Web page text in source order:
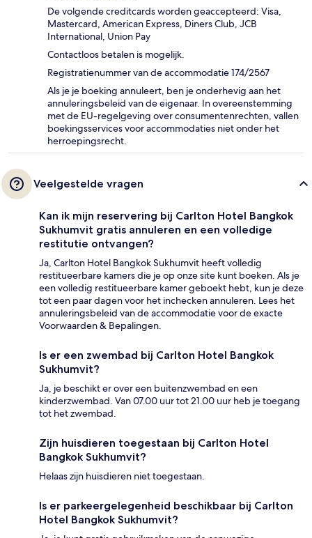
De volgende creditcards worden geaccepteerd: Visa,
Mastercard, American Express, Diners Club, JCB
International, Union Pay
Contactloos betalen is mogelijk.
Registratienummer van de accommodatie 174/2567
Als je je boeking annuleert, ben je onderhevig aan het
annuleringsbeleid van de eigenaar. In overeenstemming
met de EU-regelgeving over consumentenrechten, vallen
boekingsservices voor accommodaties niet onder het
herroepingsrecht.
Veelgestelde vragen
Kan ik mijn reservering bij Carlton Hotel Bangkok
Sukhumvit gratis annuleren en een volledige
restitutie ontvangen?
Ja, Carlton Hotel Bangkok Sukhumvit heeft volledig
restitueerbare kamers die je op onze site kunt boeken. Als je
een volledig restitueerbare kamer geboekt hebt, kun je deze
tot een paar dagen voor het inchecken annuleren. Lees het
annuleringsbeleid van de accommodatie voor de exacte
Voorwaarden & Bepalingen.
Is er een zwembad bij Carlton Hotel Bangkok
Sukhumvit?
Ja, je beschikt er over een buitenzwembad en een
kinderzwembad. Van 07.00 uur tot 21.00 uur heb je toegang
tot het zwembad.
Zijn huisdieren toegestaan bij Carlton Hotel
Bangkok Sukhumvit?
Helaas zijn huisdieren niet toegestaan.
Is er parkeergelegenheid beschikbaar bij Carlton
Hotel Bangkok Sukhumvit?